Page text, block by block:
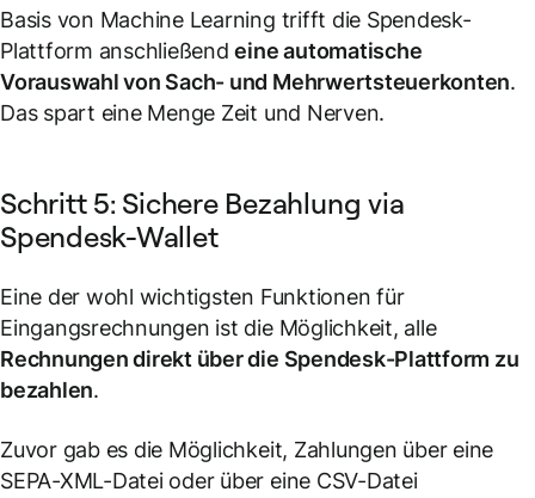
Basis von Machine Learning trifft die Spendesk-
Plattform anschließendeine automatische
Vorauswahl von Sach- und Mehrwertsteuerkonten.
Das spart eine Menge Zeit und Nerven.
Schritt 5: Sichere Bezahlung via
Spendesk-Wallet
Eine der wohl wichtigsten Funktionen für
Eingangsrechnungen ist die Möglichkeit, alle
Rechnungen direkt über die Spendesk-Plattform zu
bezahlen.
Zuvor gab es die Möglichkeit, Zahlungen über eine
SEPA-XML-Datei oder über eine CSV-Datei